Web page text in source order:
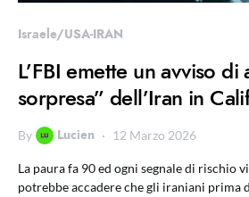
Israele/USA-IRAN
L’FBI emette un avviso di
sorpresa” dell’Iran in
By Lucien 12 Marzo 2026
La paura fa 90 ed ogni segnale di rischio
potrebbe accadere che gli iraniani prima